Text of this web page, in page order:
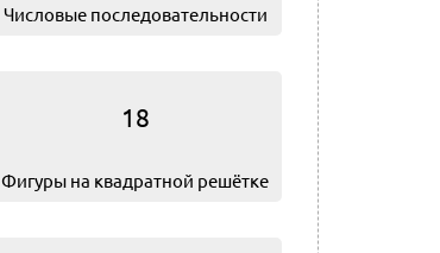
Числовые последовательности
18
Фигуры на квадратной решётке